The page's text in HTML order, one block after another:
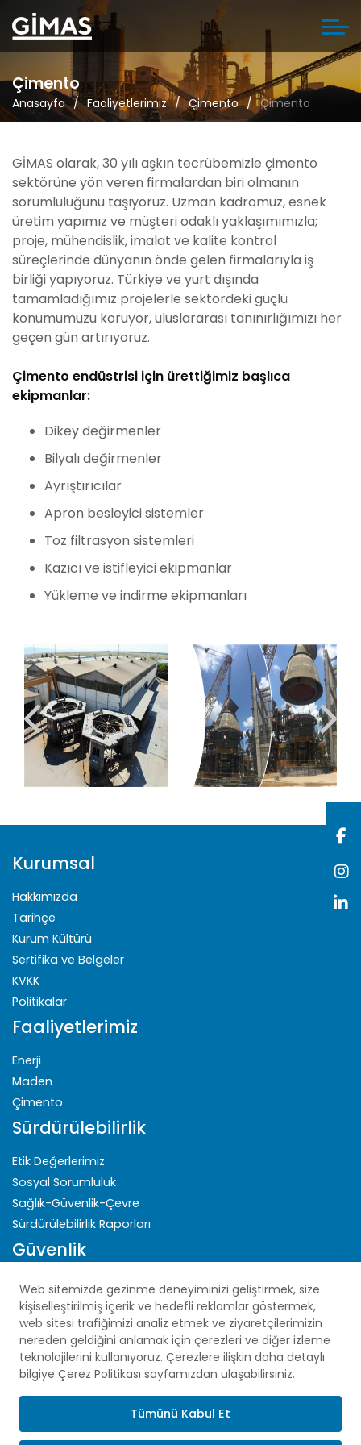
Web sitemizde gezinme deneyiminizi geliştirmek, size
kişiselleştirilmiş içerik ve hedefli reklamlar göstermek,
web sitesi trafiğimizi analiz etmek ve ziyaretçilerimizin
nereden geldiğini anlamak için çerezleri ve diğer izleme
teknolojilerini kullanıyoruz. Çerezlere ilişkin daha detaylı
bilgiye Çerez Politikası sayfamızdan ulaşabilirsiniz.
Tümünü Kabul Et
Çimento
Anasayfa Faaliyetlerimiz Çimento Çimento
GİMAS olarak, 30 yılı aşkın tecrübemizle çimento
sektörüne yön veren firmalardan biri olmanın
sorumluluğunu taşıyoruz. Uzman kadromuz, esnek
üretim yapımız ve müşteri odaklı yaklaşımımızla;
proje, mühendislik, imalat ve kalite kontrol
süreçlerinde dünyanın önde gelen firmalarıyla iş
birliği yapıyoruz. Türkiye ve yurt dışında
tamamladığımız projelerle sektördeki güçlü
konumumuzu koruyor, uluslararası tanınırlığımızı her
geçen gün artırıyoruz.
Çimento endüstrisi için ürettiğimiz başlıca
ekipmanlar:
Dikey değirmenler
Bilyalı değirmenler
Ayrıştırıcılar
Apron besleyici sistemler
Toz filtrasyon sistemleri
Kazıcı ve istifleyici ekipmanlar
Yükleme ve indirme ekipmanları
Kurumsal
Hakkımızda
Tarihçe
Kurum Kültürü
Sertifika ve Belgeler
KVKK
Politikalar
Faaliyetlerimiz
Enerji
Maden
Çimento
Sürdürülebilirlik
Etik Değerlerimiz
Sosyal Sorumluluk
Sağlık-Güvenlik-Çevre
Sürdürülebilirlik Raporları
Güvenlik
Gizlilik Politikası
Açık Rıza Beyanı
Çerez Politikası
KVKK
Site Haritası
GİMAS Global